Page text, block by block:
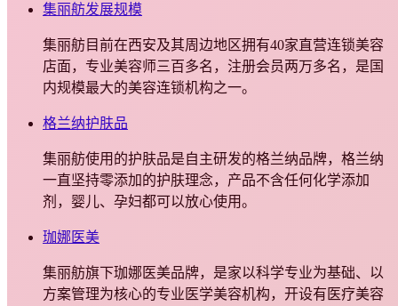
集丽舫发展规模
集丽舫目前在西安及其周边地区拥有40家直营连锁美容
店面，专业美容师三百多名，注册会员两万多名，是国
内规模最大的美容连锁机构之一。
格兰纳护肤品
集丽舫使用的护肤品是自主研发的格兰纳品牌，格兰纳
一直坚持零添加的护肤理念，产品不含任何化学添加
剂，婴儿、孕妇都可以放心使用。
珈娜医美
集丽舫旗下珈娜医美品牌，是家以科学专业为基础、以
方案管理为核心的专业医学美容机构，开设有医疗美容